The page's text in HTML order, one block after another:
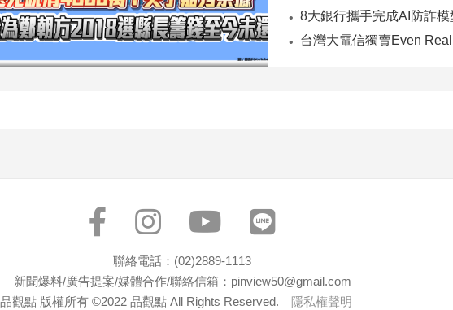
聯絡電話：(02)2889-1113
新聞爆料/廣告提案/媒體合作/聯絡信箱：pinview50@gmail.com
品觀點 版權所有 ©2022 品觀點 All Rights Reserved.
隱私權聲明